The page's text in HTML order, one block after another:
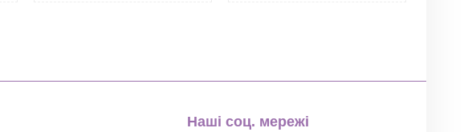
Наші соц. мережі